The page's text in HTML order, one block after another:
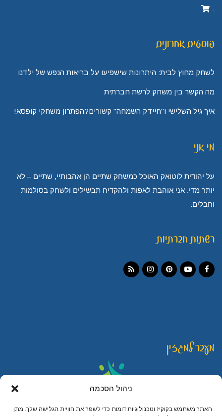
ניהול הסכמה
האתר משתמש בקוקיז וטכנולוגיות דומות כדי לשפר את חוויית הגלישה שלך. מתן
פוסטים אחרונים
לשחק מחוץ לבית: היתרונות שישפיעו על בריאות הנפש של ילדנו
מה הקשר בין משחק לרשת חברתית
איך גיל השלישי ו"חיידק השמחה" קשורים?הפתרון משחקי קופסא!
מי אני
על יהודית לוטואק האוכל כמשחק שתיים הן אהבותיי, שתיים – לא
יותר מדי. אני אוהבת לאפות ולהקדיח תבשילים ולשחק בסולמות
וחבלים.
רשתות חברתיות
מעבר למגזין